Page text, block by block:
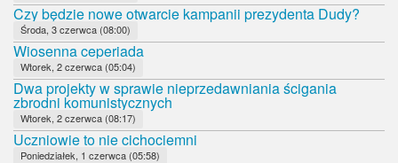
Czy będzie nowe otwarcie kampanii prezydenta Dudy?
Środa, 3 czerwca (08:00)
Wiosenna ceperiada
Wtorek, 2 czerwca (05:04)
Dwa projekty w sprawie nieprzedawniania ścigania
zbrodni komunistycznych
Wtorek, 2 czerwca (08:17)
Uczniowie to nie cichociemni
Poniedziałek, 1 czerwca (05:58)